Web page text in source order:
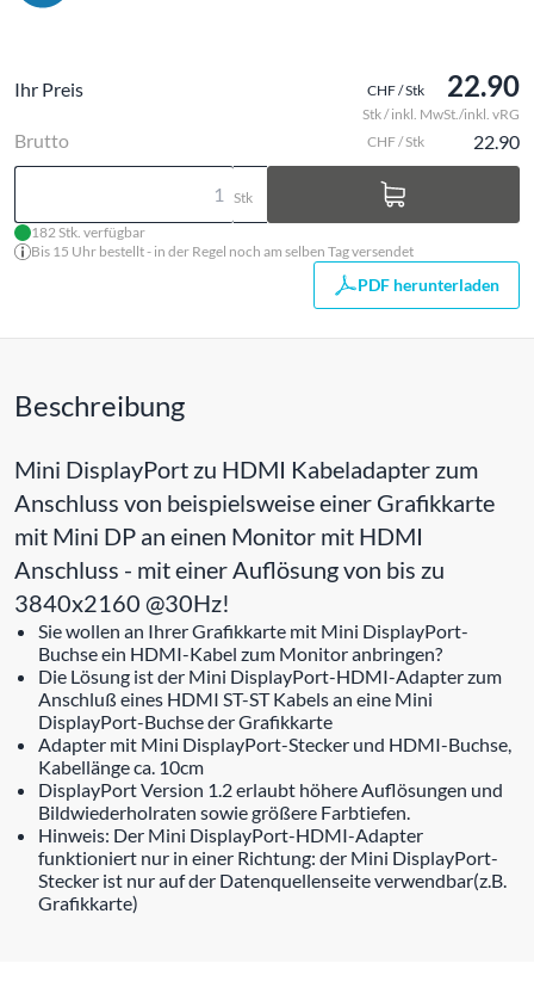
Ihr Preis CHF / Stk 22.90
Stk / inkl. MwSt./inkl. vRG
Brutto CHF / Stk 22.90
Stk
182 Stk. verfügbar
Bis 15 Uhr bestellt - in der Regel noch am selben Tag versendet
PDF herunterladen
Beschreibung
Mini DisplayPort zu HDMI Kabeladapter zum
Anschluss von beispielsweise einer Grafikkarte
mit Mini DP an einen Monitor mit HDMI
Anschluss - mit einer Auflösung von bis zu
3840x2160 @30Hz!
Sie wollen an Ihrer Grafikkarte mit Mini DisplayPort-
Buchse ein HDMI-Kabel zum Monitor anbringen?
Die Lösung ist der Mini DisplayPort-HDMI-Adapter zum
Anschluß eines HDMI ST-ST Kabels an eine Mini
DisplayPort-Buchse der Grafikkarte
Adapter mit Mini DisplayPort-Stecker und HDMI-Buchse,
Kabellänge ca. 10cm
DisplayPort Version 1.2 erlaubt höhere Auflösungen und
Bildwiederholraten sowie größere Farbtiefen.
Hinweis: Der Mini DisplayPort-HDMI-Adapter
funktioniert nur in einer Richtung: der Mini DisplayPort-
Stecker ist nur auf der Datenquellenseite verwendbar(z.B.
Grafikkarte)